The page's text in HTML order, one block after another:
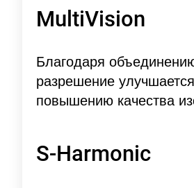
MultiVision
Благодаря
разрешение
повышению качества
S-Harmonic